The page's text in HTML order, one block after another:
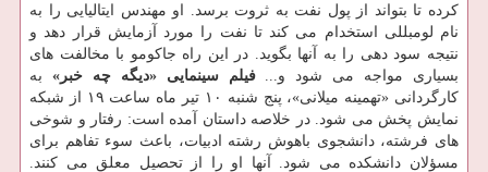
کرده تا بتواند از پول نفت به ثروت برسد. او مهندس ایتالیایی را به
نام لومبللی استخدام می کند تا نفت را مورد آزمایش قرار دهد و
نتیجه سود دهی را به آنها بگوید. در این راه جاکومو با مخالفت های
بسیاری مواجه می شود و...فیلم سینمایی «دیگه چه خبر» به
کارگردانی «تهمینه میلانی»، پنج شنبه ۱۰ تیر ماه ساعت ۱۹ از شبکه
نمایش پخش می شود. در خلاصه داستان آمده است: رفتار و شوخی
های فرشته، دانشجوی باهوش رشته ادبیات، باعث سوء تفاهم برای
مسؤلان دانشکده می شود. آنها او را از تحصیل معلق می کنند.